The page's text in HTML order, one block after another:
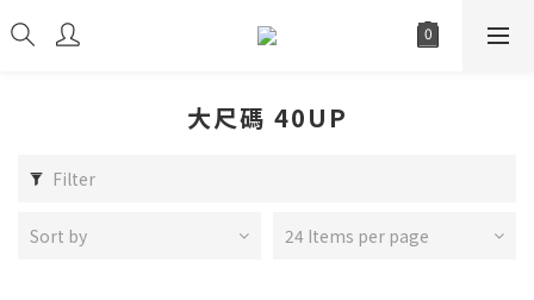
大尺碼 40UP
Filter
Sort by 24 Items per page